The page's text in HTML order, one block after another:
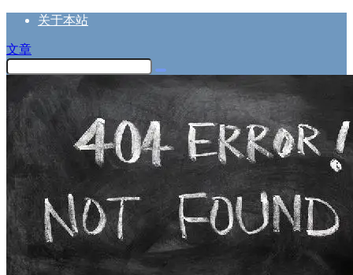
关于本站
文章